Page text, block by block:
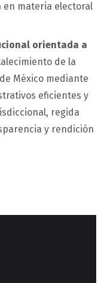
en materia electoral
orientada a
de la
México mediante
eficientes y
regida
y rendición